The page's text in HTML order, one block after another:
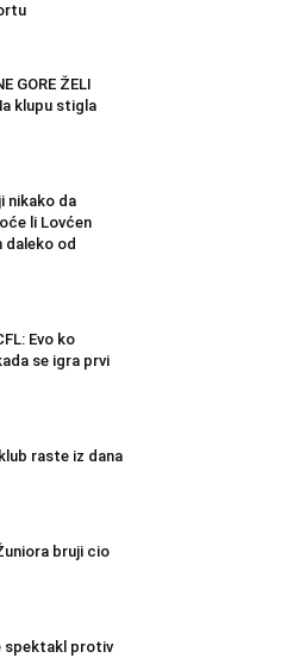
GORE ŽELI
klupu stigla
nikako da
li Lovćen
daleko od
Evo ko
se igra prvi
raste iz dana
bruji cio
spektakl protiv